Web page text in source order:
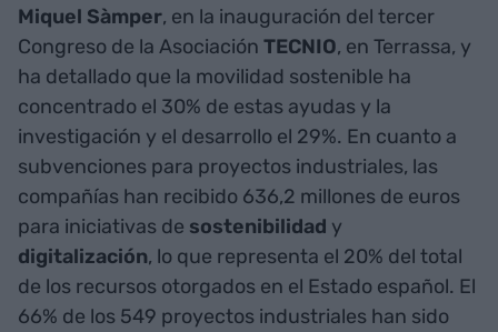
Miquel Sàmper, en la inauguración del tercer
Congreso de la Asociación TECNIO, en Terrassa, y
ha detallado que la movilidad sostenible ha
concentrado el 30% de estas ayudas y la
investigación y el desarrollo el 29%. En cuanto a
subvenciones para proyectos industriales, las
compañías han recibido 636,2 millones de euros
para iniciativas de sostenibilidad y
digitalización, lo que representa el 20% del total
de los recursos otorgados en el Estado español. El
66% de los 549 proyectos industriales han sido